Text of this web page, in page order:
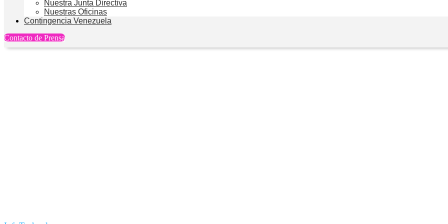
Nuestra Junta Directiva
Nuestras Oficinas
Contingencia Venezuela
Contacto de Prensa